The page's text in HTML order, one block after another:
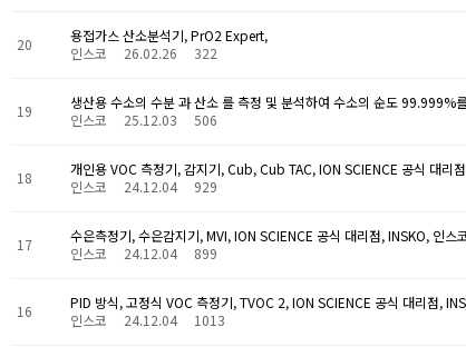
20
용접가스 산소분석기, PrO2 Expert,
인스코
26.02.26 322
19
생산용 수소의 수분 과 산소 를 측정 및 분석하여 수소의 순도 99.999%
인스코
25.12.03 506
18
개인용 VOC 측정기, 감지기, Cub, Cub TAC, ION SCIENCE 공식 대리
인스코
24.12.04 929
17
수은측정기, 수은감지기, MVI, ION SCIENCE 공식 대리점, INSKO, 인스
인스코
24.12.04 899
16
PID 방식, 고정식 VOC 측정기, TVOC 2, ION SCIENCE 공식 대리점,
인스코
24.12.04 1013